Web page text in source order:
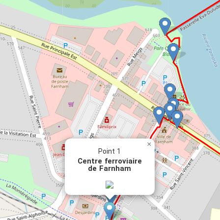
Produit avec la participation financière du Pacte
Brome-Missisquoi de la MRC Brome-Missisquoi
TEXTES
Marielle Benoit, greffière, OMA, Ville de Farnham
SOURCES
Textes Marcelle et Alban Berthiaume
Bibliothèque et Archives nationales du Québec
PHOTOS
Archives municipales
Fonds Berthiaume
Point 1
Centre ferroviaire
de Farnham
×